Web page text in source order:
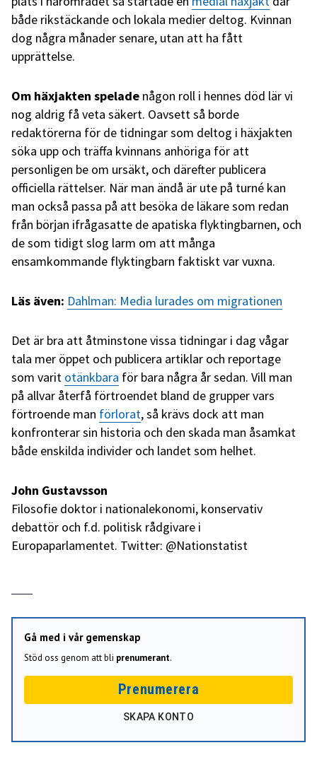
både rikstäckande och lokala medier deltog. Kvinnan
dog några månader senare, utan att ha fått
upprättelse.
Om häxjakten spelade någon roll i hennes död lär vi
nog aldrig få veta säkert. Oavsett så borde
redaktörerna för de tidningar som deltog i häxjakten
söka upp och träffa kvinnans anhöriga för att
personligen be om ursäkt, och därefter publicera
officiella rättelser. När man ändå är ute på turné kan
man också passa på att besöka de läkare som redan
från början ifrågasatte de apatiska flyktingbarnen, och
de som tidigt slog larm om att många
ensamkommande flyktingbarn faktiskt var vuxna.
Läs även: Dahlman: Media lurades om migrationen
Det är bra att åtminstone vissa tidningar i dag vågar
tala mer öppet och publicera artiklar och reportage
som varit otänkbara för bara några år sedan. Vill man
på allvar återfå förtroendet bland de grupper vars
förtroende man förlorat, så krävs dock att man
konfronterar sin historia och den skada man åsamkat
både enskilda individer och landet som helhet.
John Gustavsson
Filosofie doktor i nationalekonomi, konservativ
debattör och f.d. politisk rådgivare i
Europaparlamentet. Twitter: @Nationstatist
Gå med i vår gemenskap
Stöd oss genom att bli prenumerant.
Prenumerera
SKAPA KONTO